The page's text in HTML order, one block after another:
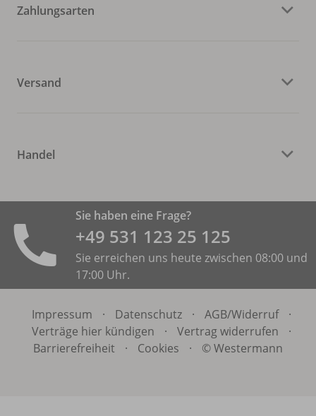
Zahlungsarten
Versand
Handel
Sie haben eine Frage?
+49 531 ­123 25 125
Sie erreichen uns heute zwischen 08:00 und
17:00 Uhr.
Impressum · Datenschutz · AGB/Widerruf
·
Verträge hier kündigen
· Vertrag widerrufen
·
Barrierefreiheit
· Cookies · © Westermann